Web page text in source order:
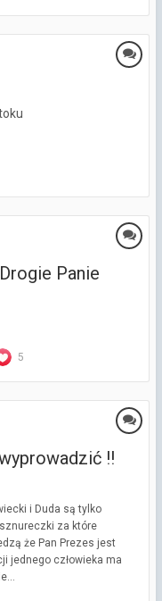
Panie
5
!!
i Duda są tylko
za które
że Pan Prezes jest
jednego człowieka ma